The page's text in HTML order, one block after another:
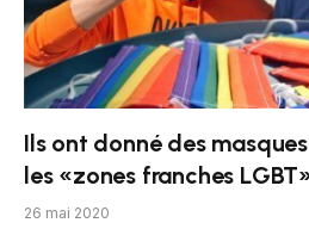
Ils ont donné des
les «zones franches
26 mai 2020